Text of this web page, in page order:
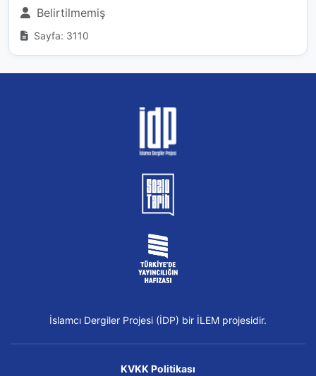
Belirtilmemiş
Sayfa: 3110
İslamcı Dergiler Projesi (İDP) bir İLEM projesidir.
KVKK Politikası